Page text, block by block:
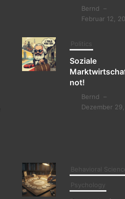
Bernd –
Februar 12,
Politics
Soziale
not!
Bernd –
Dezember
Behavioral
Psychology